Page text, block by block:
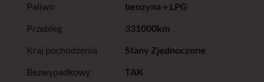
Paliwo
benzyna + LPG
Przebieg
331000km
Kraj pochodzenia
Stany Zjednoczone
Bezwypadkowy
TAK